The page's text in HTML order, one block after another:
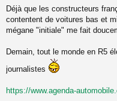
g
e
Déjà que les constructeurs
contentent de voitures bas et
mégane "initiale" me fait
Demain, tout le monde en R5
journalistes
https://www.agenda-